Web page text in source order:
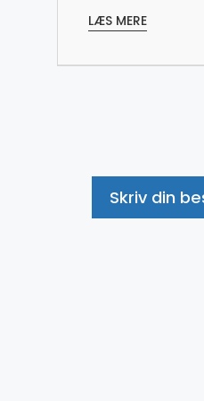
LÆS MERE
Skriv din